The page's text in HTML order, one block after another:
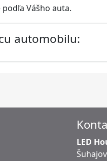
podľa Vášho auta.
automobilu:
LED